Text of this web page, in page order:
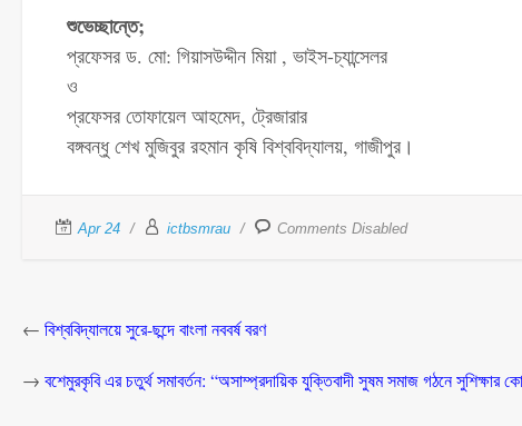
শুভেচ্ছান্তে;
প্রফেসর ড. মো: গিয়াসউদ্দীন মিয়া , ভাইস-চ্যান্সেলর
ও
প্রফেসর তোফায়েল আহমেদ, ট্রেজারার
বঙ্গবন্ধু শেখ মুজিবুর রহমান কৃষি বিশ্ববিদ্যালয়, গাজীপুর।
Apr 24 ictbsmrau Comments Disabled
← বিশ্ববিদ্যালয়ে সুরে-ছন্দে বাংলা নববর্ষ বরণ
→ বশেমুরকৃবি এর চতুর্থ সমাবর্তন: “অসাম্প্রদায়িক যুক্তিবাদী সুষম সমাজ গঠনে সুশিক্ষার